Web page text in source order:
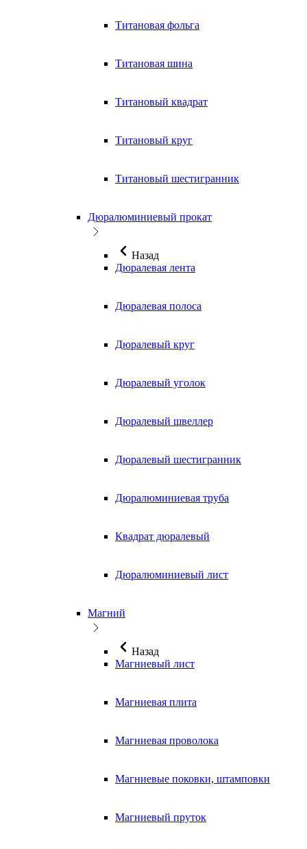
Титановая фольга
Титановая шина
Титановый квадрат
Титановый круг
Титановый шестигранник
Дюралюминиевый прокат
Назад
Дюралевая лента
Дюралевая полоса
Дюралевый круг
Дюралевый уголок
Дюралевый швеллер
Дюралевый шестигранник
Дюралюминиевая труба
Квадрат дюралевый
Дюралюминиевый лист
Магний
Назад
Магниевый лист
Магниевая плита
Магниевая проволока
Магниевые поковки, штамповки
Магниевый пруток